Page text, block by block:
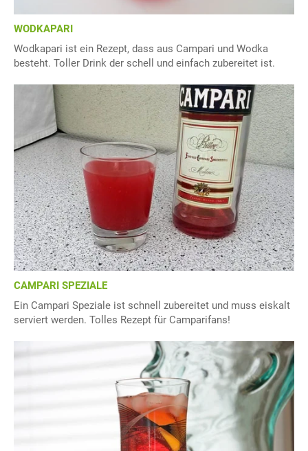
WODKAPARI
Wodkapari ist ein Rezept, dass aus Campari und Wodka
besteht. Toller Drink der schell und einfach zubereitet ist.
CAMPARI SPEZIALE
Ein Campari Speziale ist schnell zubereitet und muss eiskalt
serviert werden. Tolles Rezept für Camparifans!